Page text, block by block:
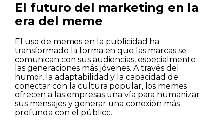
El futuro del marketing en la
era del meme
El uso de memes en la publicidad ha
transformado la forma en que las marcas se
comunican con sus audiencias, especialmente
las generaciones más jóvenes. A través del
humor, la adaptabilidad y la capacidad de
conectar con la cultura popular, los memes
ofrecen a las empresas una vía para humanizar
sus mensajes y generar una conexión más
profunda con el público.